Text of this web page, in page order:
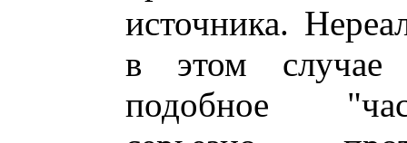
источника.
в этом случае
подобное